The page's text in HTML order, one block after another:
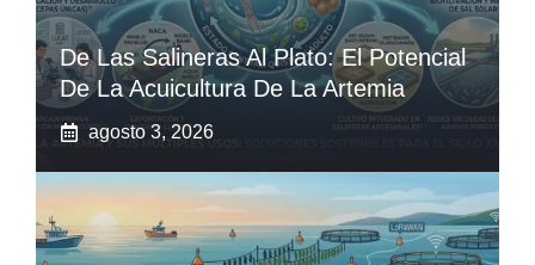
De Las Salineras Al Plato: El Potencial
De La Acuicultura De La Artemia
agosto 3, 2026